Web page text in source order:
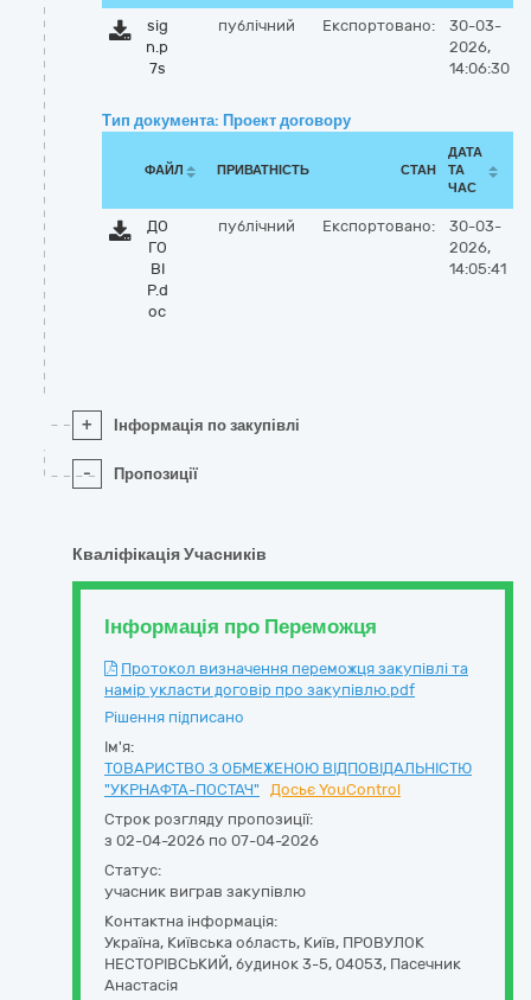
sig
n.p
7s
публічний Експортовано:
30-03-
2026,
14:06:30
Тип документа: Проект договору
ФАЙЛ ПРИВАТНІСТЬ СТАН
ДАТА
ТА
ЧАС
ДО
ГО
ВІ
Р.d
oc
публічний Експортовано:
30-03-
2026,
14:05:41
+ Інформація по закупівлі
- Пропозиції
Кваліфікація Учасників
Інформація про Переможця
Протокол визначення переможця закупівлі та
намір укласти договір про закупівлю.pdf
Рішення підписано
Ім'я:
ТОВАРИСТВО З ОБМЕЖЕНОЮ ВІДПОВІДАЛЬНІСТЮ
"УКРНАФТА-ПОСТАЧ"
Досьє YouControl
Строк розгляду пропозиції:
з 02-04-2026 по 07-04-2026
Статус:
учасник виграв закупівлю
Контактна інформація:
Україна, Київська область, Київ, ПРОВУЛОК
НЕСТОРІВСЬКИЙ, будинок 3-5, 04053, Пасечник
Анастасія